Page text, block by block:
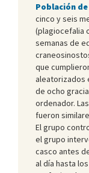
Población
cinco y seis
(plagiocefalia
semanas de
que
aleatorizados
de ocho
ordenador.
fueron
El grupo
el grupo
casco antes
al día hasta